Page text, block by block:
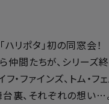
リポタ」初の同窓会！
トら仲間たちが、シ
・ファインズ、トム・
台裏、それぞれの想い…